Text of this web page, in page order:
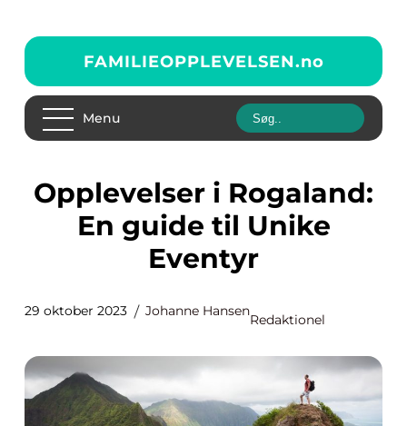
FAMILIEOPPLEVELSEN.no
Menu
Opplevelser i Rogaland:
En guide til Unike
Eventyr
29 oktober 2023 Johanne Hansen
Redaktionel